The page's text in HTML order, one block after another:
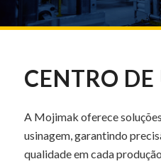
CENTRO
A Mojimak oferece
usinagem, garantindo
qualidade em cada